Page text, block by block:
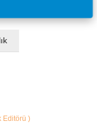
Editörü )